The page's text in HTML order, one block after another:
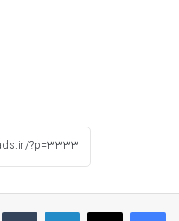
فیسبوکایکس لینکداین